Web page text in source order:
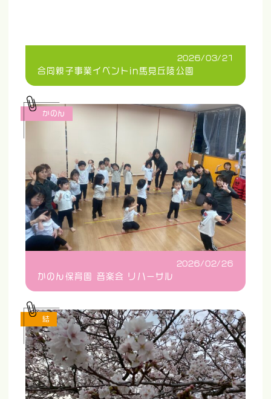
2026/03/21
合同親子事業イベントin馬見丘陵公園
2026/02/26
かのん保育園 音楽会 リハーサル
かのん
結